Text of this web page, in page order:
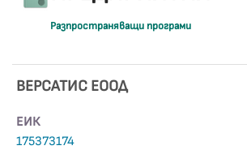
Разпространяващи програми
ВЕРСАТИС ЕООД
ЕИК
175373174